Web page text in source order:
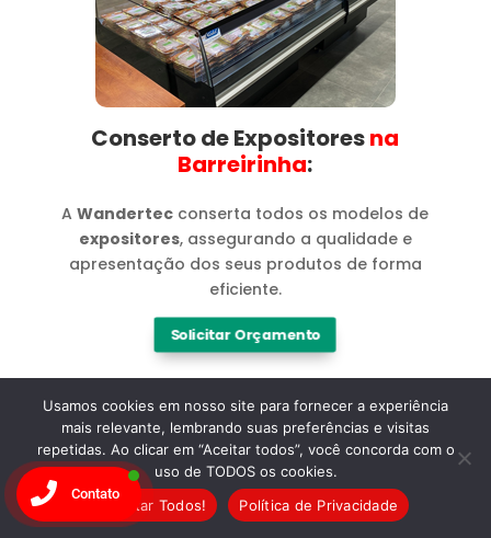
Conserto de Expositoresna
Barreirinha​:
AWandertec conserta todos os modelos de
expositores, assegurando a qualidade e
apresentação dos seus produtos de forma
eficiente.
Solicitar Orçamento
Marcas
Usamos cookies em nosso site para fornecer a experiência
mais relevante, lembrando suas preferências e visitas
repetidas. Ao clicar em “Aceitar todos”, você concorda com o
uso de TODOS os cookies.
Aceitar Todos!
Política de Privacidade
Contato